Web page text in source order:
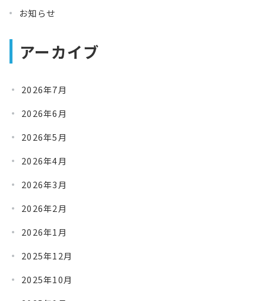
お知らせ
アーカイブ
2026年7月
2026年6月
2026年5月
2026年4月
2026年3月
2026年2月
2026年1月
2025年12月
2025年10月